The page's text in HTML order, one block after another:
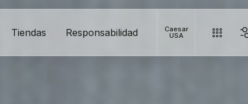
Tiendas Responsabilidad Caesar
USA